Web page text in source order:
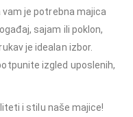
je potrebna majica
sajam ili poklon,
je idealan izbor.
izgled uposlenih,
i stilu naše majice!